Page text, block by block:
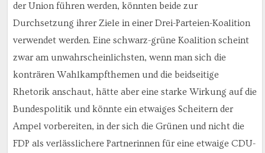
der Union führen werden, könnten beide zur
Durchsetzung ihrer Ziele in einer Drei-Parteien-Koalition
verwendet werden. Eine schwarz-grüne Koalition scheint
zwar am unwahrscheinlichsten, wenn man sich die
konträren Wahlkampfthemen und die beidseitige
Rhetorik anschaut, hätte aber eine starke Wirkung auf die
Bundespolitik und könnte ein etwaiges Scheitern der
Ampel vorbereiten, in der sich die Grünen und nicht die
FDP als verlässlichere Partnerinnen für eine etwaige CDU-